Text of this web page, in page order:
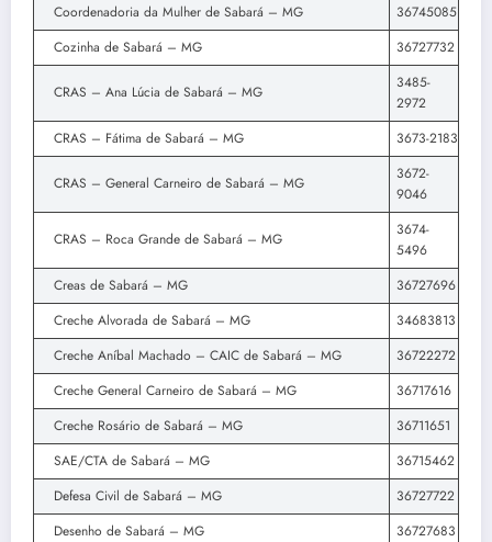
Coordenadoria da Mulher de Sabará – MG
36745085
Cozinha de Sabará – MG
36727732
CRAS – Ana Lúcia de Sabará – MG
3485-
2972
CRAS – Fátima de Sabará – MG
3673-2183
CRAS – General Carneiro de Sabará – MG
3672-
9046
CRAS – Roca Grande de Sabará – MG
3674-
5496
Creas de Sabará – MG
36727696
Creche Alvorada de Sabará – MG
34683813
Creche Aníbal Machado – CAIC de Sabará – MG
36722272
Creche General Carneiro de Sabará – MG
36717616
Creche Rosário de Sabará – MG
36711651
SAE/CTA de Sabará – MG
36715462
Defesa Civil de Sabará – MG
36727722
Desenho de Sabará – MG
36727683